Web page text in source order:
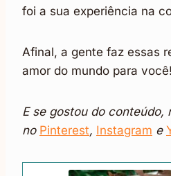
foi a sua experiência na
Afinal, a gente faz essas
amor do mundo para
E se gostou do conteúdo,
no Pinterest, Instagram e